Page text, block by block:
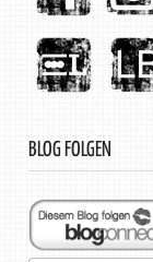
BLOG FOLGEN